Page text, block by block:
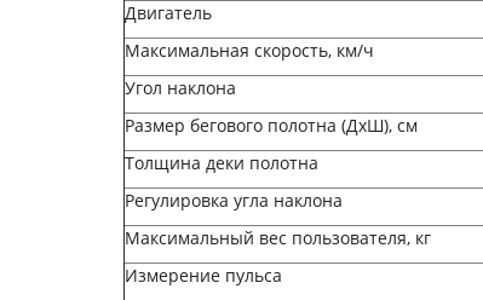
Двигатель
Максимальная скорость, км/ч
Угол наклона
Размер бегового полотна (ДхШ), см
Толщина деки полотна
Регулировка угла наклона
Максимальный вес пользователя, кг
Измерение пульса